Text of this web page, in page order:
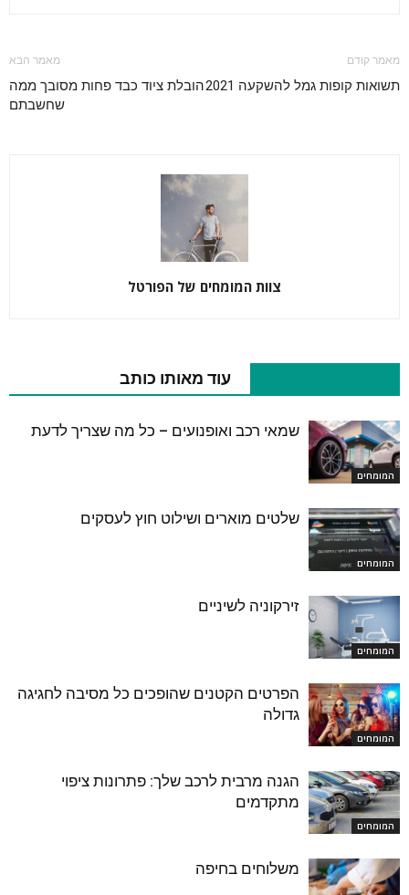
מאמר קודם
תשואות קופות גמל להשקעה 2021
מאמר הבא
הובלת ציוד כבד פחות מסובך ממה
שחשבתם
צוות המומחים של הפורטל
עוד מאותו כותב
המומחים
שמאי רכב ואופנועים – כל מה שצריך לדעת
המומחים
שלטים מוארים ושילוט חוץ לעסקים
המומחים
זירקוניה לשיניים
המומחים
הפרטים הקטנים שהופכים כל מסיבה לחגיגה
גדולה
המומחים
הגנה מרבית לרכב שלך: פתרונות ציפוי
מתקדמים
משלוחים בחיפה